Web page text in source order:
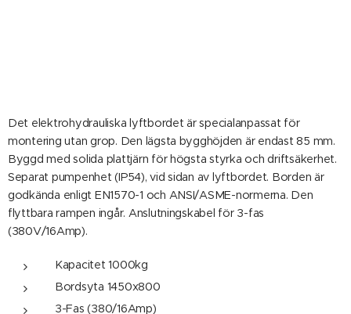
Det elektrohydrauliska lyftbordet är specialanpassat för
montering utan grop. Den lägsta bygghöjden är endast 85 mm.
Byggd med solida plattjärn för högsta styrka och driftsäkerhet.
Separat pumpenhet (IP54), vid sidan av lyftbordet. Borden är
godkända enligt EN1570-1 och ANSI/ASME-normerna. Den
flyttbara rampen ingår. Anslutningskabel för 3-fas
(380V/16Amp).
Kapacitet 1000kg
Bordsyta 1450x800
3-Fas (380/16Amp)